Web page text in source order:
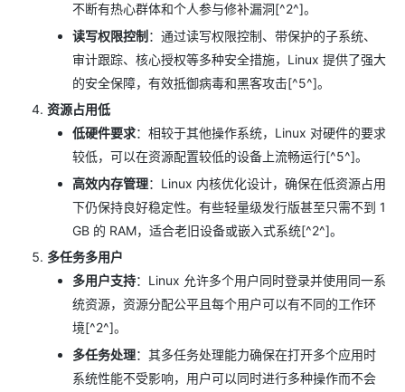
不断有热心群体和个人参与修补漏洞[^2^]。
读写权限控制 ：通过读写权限控制、带保护的子系统、
审计跟踪、核心授权等多种安全措施，Linux 提供了强大
的安全保障，有效抵御病毒和黑客攻击[^5^]。
资源占用低
低硬件要求：相较于其他操作系统，Linux 对硬件的要求
较低，可以在资源配置较低的设备上流畅运行[^5^]。
高效内存管理：Linux 内核优化设计，确保在低资源占用
下仍保持良好稳定性。有些轻量级发行版甚至只需不到 1
GB 的 RAM，适合老旧设备或嵌入式系统[^2^]。
多任务多用户
多用户支持：Linux 允许多个用户同时登录并使用同一系
统资源，资源分配公平且每个用户可以有不同的工作环
境[^2^]。
多任务处理：其多任务处理能力确保在打开多个应用时
系统性能不受影响，用户可以同时进行多种操作而不会